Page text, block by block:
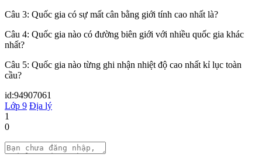
Câu 3: Quốc gia có sự mất cân bằng giới tính cao nhất là?
Câu 4: Quốc gia nào có đường biên giới với nhiều quốc gia khác
nhất?
Câu 5: Quốc gia nào từng ghi nhận nhiệt độ cao nhất kỉ lục toàn
cầu?
id:94907061
Lớp 9 Địa lý
1
0